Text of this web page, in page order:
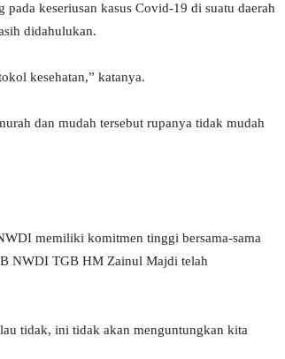
keseriusan kasus Covid-19 di suatu daerah
didahulukan.
kesehatan,” katanya.
dan mudah tersebut rupanya tidak mudah
memiliki komitmen tinggi bersama-sama
NWDI TGB HM Zainul Majdi telah
tidak, ini tidak akan menguntungkan kita